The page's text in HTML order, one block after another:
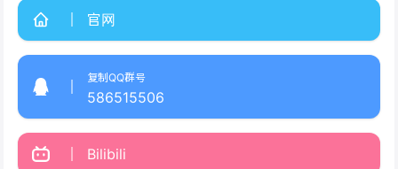
官网
复制QQ群号
586515506
Bilibili